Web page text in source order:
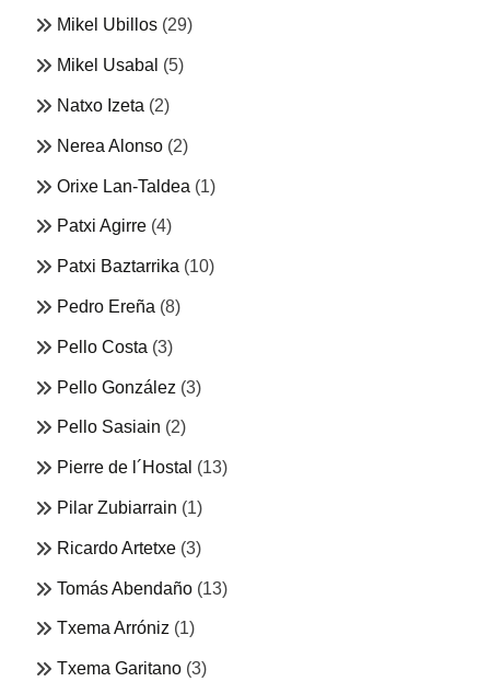
Mikel Ubillos (29)
Mikel Usabal (5)
Natxo Izeta (2)
Nerea Alonso (2)
Orixe Lan-Taldea (1)
Patxi Agirre (4)
Patxi Baztarrika (10)
Pedro Ereña (8)
Pello Costa (3)
Pello González (3)
Pello Sasiain (2)
Pierre de l´Hostal (13)
Pilar Zubiarrain (1)
Ricardo Artetxe (3)
Tomás Abendaño (13)
Txema Arróniz (1)
Txema Garitano (3)